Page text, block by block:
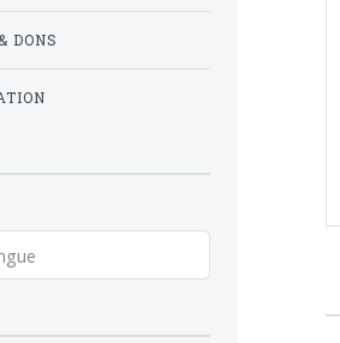
DONS